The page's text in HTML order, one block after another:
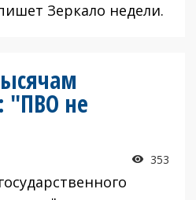
Зеркало недели.
"ПВО не
353